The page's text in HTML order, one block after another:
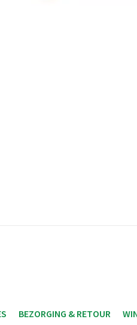
BEZORGING & RETOUR